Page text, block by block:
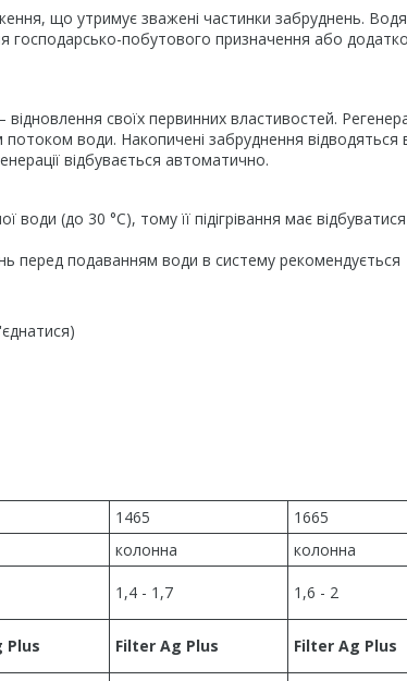
що утримує зважені частинки забруднень.
господарсько-побутового призначення або
відновлення своїх первинних властивостей.
води. Накопичені забруднення відводяться
відбувається автоматично.
(до 30 °C), тому її підігрівання має
перед подаванням води в систему рекомендується
1465
1665
колонна
колонна
1,4 - 1,7 1,6 - 2
Plus Filter Ag Plus Filter Ag Plus